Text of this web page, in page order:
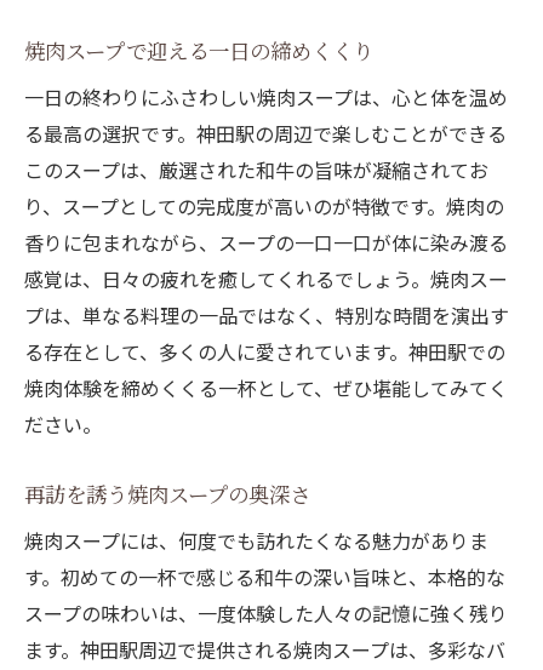
焼肉スープで迎える一日の締めくくり
一日の終わりにふさわしい焼肉スープは、心と体を温め
る最高の選択です。神田駅の周辺で楽しむことができる
このスープは、厳選された和牛の旨味が凝縮されてお
り、スープとしての完成度が高いのが特徴です。焼肉の
香りに包まれながら、スープの一口一口が体に染み渡る
感覚は、日々の疲れを癒してくれるでしょう。焼肉スー
プは、単なる料理の一品ではなく、特別な時間を演出す
る存在として、多くの人に愛されています。神田駅での
焼肉体験を締めくくる一杯として、ぜひ堪能してみてく
ださい。
再訪を誘う焼肉スープの奥深さ
焼肉スープには、何度でも訪れたくなる魅力がありま
す。初めての一杯で感じる和牛の深い旨味と、本格的な
スープの味わいは、一度体験した人々の記憶に強く残り
ます。神田駅周辺で提供される焼肉スープは、多彩なバ